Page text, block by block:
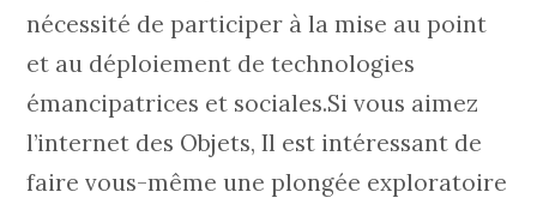
nécessité de participer à la mise au point
et au déploiement de technologies
émancipatrices et sociales.Si vous aimez
l’internet des Objets, Il est intéressant de
faire vous-même une plongée exploratoire